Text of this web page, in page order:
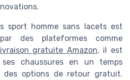
sport homme sans lacets est
des plateformes comme
gratuite Amazon, il est
chaussures en un temps
des options de retour gratuit.